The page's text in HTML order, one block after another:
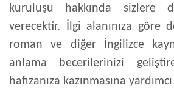
kuruluşu hakkında sizlere
verecektir. İlgi alanınıza göre
roman ve diğer İngilizce
anlama becerilerinizi
hafızanıza kazınmasına